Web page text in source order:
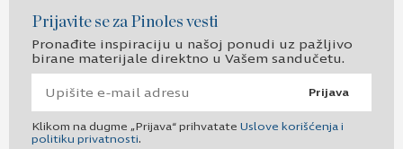
Prijavite se za Pinoles vesti
Pronađite inspiraciju u našoj ponudi uz pažljivo
birane materijale direktno u Vašem sandučetu.
Prijava
Klikom na dugme „Prijava“ prihvatate Uslove korišćenja i
politiku privatnosti.